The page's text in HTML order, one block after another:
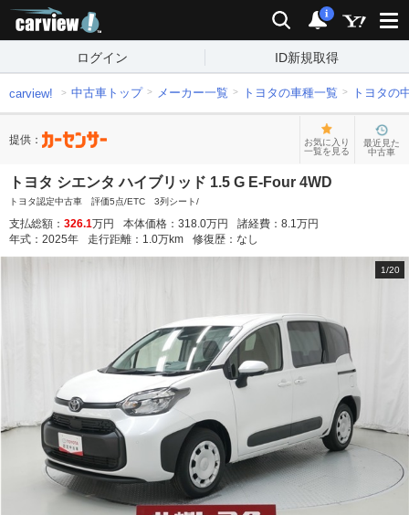
検索 通知
i
ログイン ID新規取得
carview! 中古車トップ メーカー一覧 トヨタの車種一覧 トヨタの
提供：
お気に入り
一覧を見る
最近見た
中古車
トヨタ シエンタ ハイブリッド 1.5 G E-Four 4WD
トヨタ認定中古車 評価5点/ETC 3列シート/
支払総額： 326.1万円 本体価格： 318.0万円 諸経費： 8.1万円
年式： 2025年 走行距離： 1.0万km 修復歴： なし
1/20